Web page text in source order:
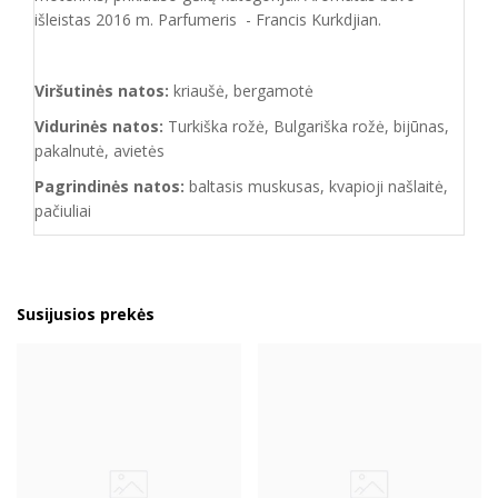
išleistas 2016 m. Parfumeris - Francis Kurkdjian.
Viršutinės natos: kriaušė, bergamotė
Vidurinės natos: Turkiška rožė, Bulgariška rožė, bijūnas,
pakalnutė, avietės
Pagrindinės natos: baltasis muskusas, kvapioji našlaitė,
pačiuliai
Susijusios prekės